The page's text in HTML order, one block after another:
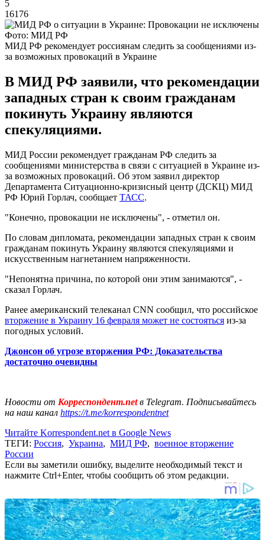
5
16176
Фото: МИД РФ
МИД РФ рекомендует россиянам следить за сообщениями из-
за возможных провокаций в Украине
В МИД РФ заявили, что рекомендации
западных стран к своим гражданам
покинуть Украину являются
спекуляциями.
МИД России рекомендует гражданам РФ следить за
сообщениями министерства в связи с ситуацией в Украине из-
за возможных провокаций. Об этом заявил директор
Департамента Ситуационно-кризисный центр (ДСКЦ) МИД
РФ Юрий Горлач, сообщает ТАСС.
"Конечно, провокации не исключены", - отметил он.
По словам дипломата, рекомендации западных стран к своим
гражданам покинуть Украину являются спекуляциями и
искусственным нагнетанием напряженности.
"Непонятна причина, по которой они этим занимаются", -
сказал Горлач.
Ранее американский телеканал CNN сообщил, что российское
вторжение в Украину 16 февраля может не состояться из-за
погодных условий.
Джонсон об угрозе вторжения РФ: Доказательства
достаточно очевидны
Новости от Корреспондент.netв Telegram. Подписывайтесь
на наш канал https://t.me/korrespondentnet
Читайте Korrespondent.net в Google News
ТЕГИ: Россия, Украина, МИД РФ, военное вторжение
России
Если вы заметили ошибку, выделите необходимый текст и
нажмите Ctrl+Enter, чтобы сообщить об этом редакции.